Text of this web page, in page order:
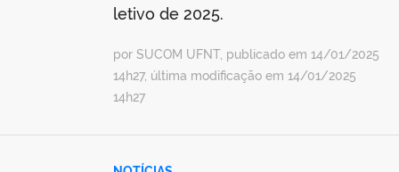
letivo de 2025.
por SUCOM UFNT, publicado em 14/01/2025
14h27, última modificação em 14/01/2025
14h27